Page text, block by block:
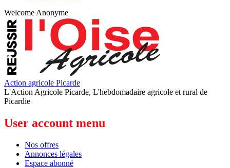
Welcome Anonyme
Action agricole Picarde
L'Action Agricole Picarde, L'hebdomadaire agricole et rural de
Picardie
User account menu
Nos offres
Annonces légales
Espace abonné